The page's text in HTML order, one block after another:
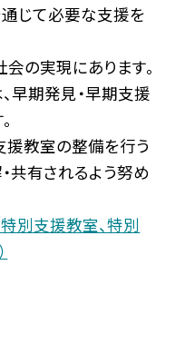
じて必要な支援を
の実現にあります。
早期発見・早期支援
援教室の整備を行う
共有されるよう努め
別支援教室、特別